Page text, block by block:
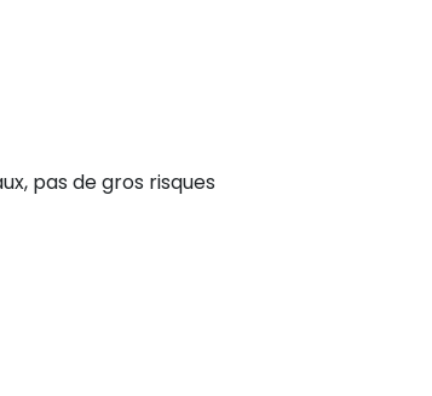
pas de gros risques